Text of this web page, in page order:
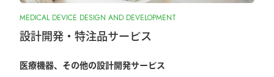
MEDICAL DEVICE DESIGN AND DEVELOPMENT
設計開発・特注品サービス
医療機器、その他の設計開発サービス